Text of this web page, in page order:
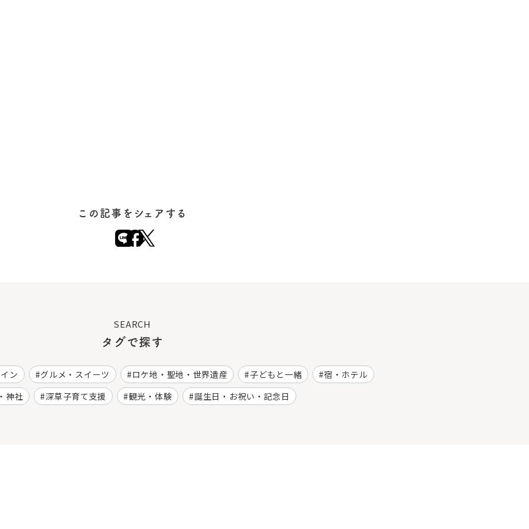
この記事をシェアする
SEARCH
タグで探す
ン グルメ・スイーツ ロケ地・聖地・世界遺産 子どもと一緒
宿・ホテル
神社
深草子育て支援 観光・体験 誕生日・お祝い・記念日